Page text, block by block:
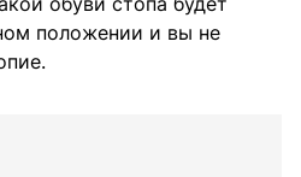
положении и вы не